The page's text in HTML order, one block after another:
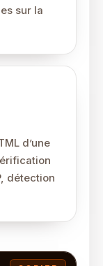
sur la
d’une
détection